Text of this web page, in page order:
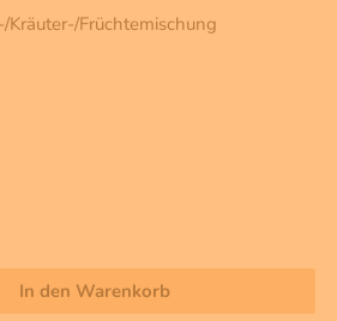
Früchtemischung
In den Warenkorb